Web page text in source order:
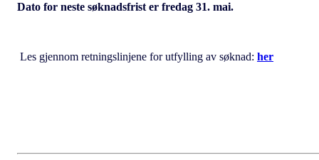
Dato for neste søknadsfrist er fredag 31. mai.
Les gjennom retningslinjene for utfylling av søknad: her